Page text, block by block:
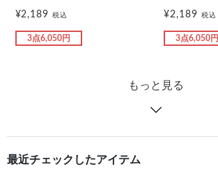
¥2,189税込
3点6,050円
¥2,189 税込
3点6,050円
もっと見る
最近チェックしたアイテム